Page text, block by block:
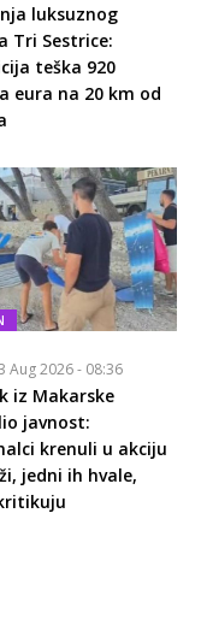
luksuznog
Tri Sestrice:
teška 920
eura na 20 km od
Aug 2026 - 08:36
iz Makarske
javnost:
krenuli u akciju
jedni ih hvale,